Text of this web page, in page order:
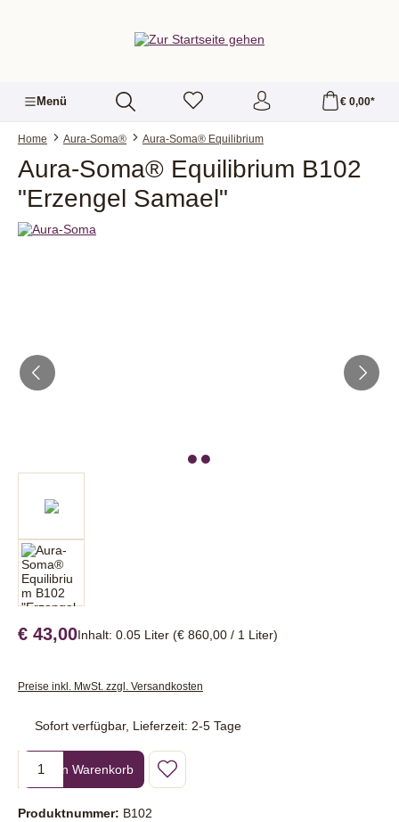
Menü € 0,00*
Home Aura-Soma® Aura-Soma® Equilibrium
Aura-Soma® Equilibrium B102
"Erzengel Samael"
€ 43,00Inhalt: 0.05 Liter (€ 860,00 / 1 Liter)
Preise inkl. MwSt. zzgl. Versandkosten
Sofort verfügbar, Lieferzeit: 2-5 Tage
Produkt Anzahl: Gib den gewünschten Wert ein oder benutze die
In den Warenkorb
Produktnummer: B102